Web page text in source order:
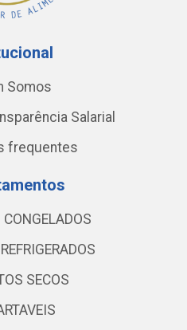
Somos
Salarial
frequentes
SECOS